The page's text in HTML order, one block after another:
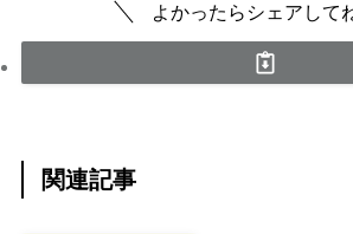
よかったらシェアして
関連記事